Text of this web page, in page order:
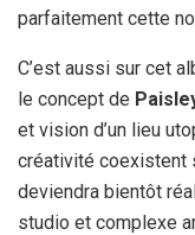
parfaitement cette
C’est aussi sur cet
le concept de
et vision d’un lieu
créativité coexistent
deviendra bientôt
studio et complexe